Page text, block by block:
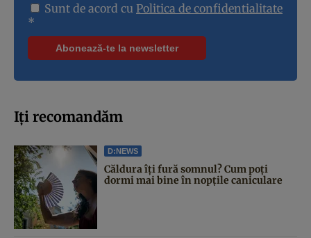
Sunt de acord cu Politica de confidentialitate
*
Iți recomandăm
D:NEWS
Căldura îți fură somnul? Cum poți
dormi mai bine în nopțile caniculare